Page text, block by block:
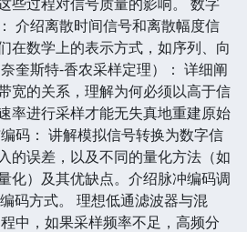
介绍离散时间信号和离散幅度信
在数学上的表示方式，如序列、向
奎斯特-香农采样定理）： 详细阐
宽的关系，理解为何必须以高于信
率进行采样才能无失真地重建原始
码： 讲解模拟信号转换为数字信
的误差，以及不同的量化方法（如
化）及其优缺点。介绍脉冲编码调
码方式。 理想低通滤波器与混
中，如果采样频率不足，高频分